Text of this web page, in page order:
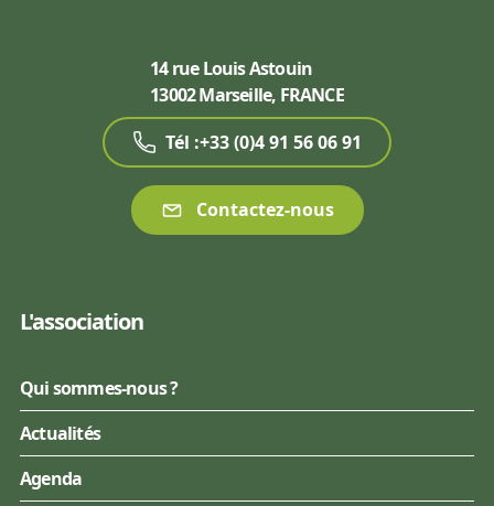
14 rue Louis Astouin
13002 Marseille, FRANCE
Tél :+33 (0)4 91 56 06 91
Contactez-nous
L'association
Qui sommes-nous ?
Actualités
Agenda